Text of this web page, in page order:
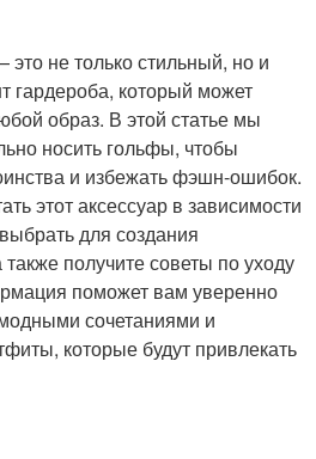
не только стильный, но и
гардероба, который может
образ. В этой статье мы
носить гольфы, чтобы
и избежать фэшн-ошибок.
этот аксессуар в зависимости
для создания
получите советы по уходу
поможет вам уверенно
сочетаниями и
которые будут привлекать